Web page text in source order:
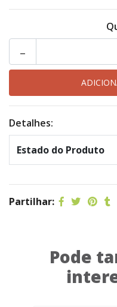
-
Detalhes:
Estado do Produto
Partilhar:
Pode